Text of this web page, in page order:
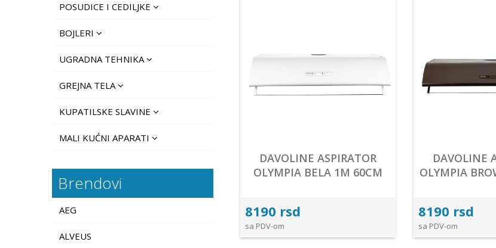
POSUDICE I CEDILJKE
BOJLERI
UGRADNA TEHNIKA
GREJNA TELA
KUPATILSKE SLAVINE
MALI KUĆNI APARATI
Brendovi
AEG
ALVEUS
DAVOLINE ASPIRATOR
OLYMPIA BELA 1M 60CM
8190 rsd
sa PDV-om
DAVOLINE
OLYMPIA
8190 rsd
sa PDV-om